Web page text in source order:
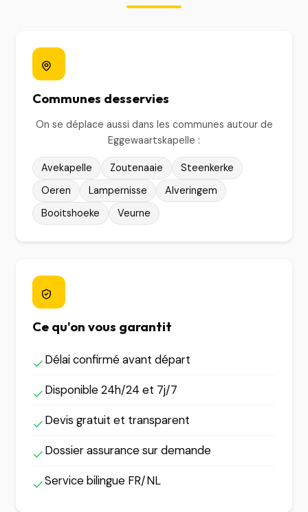
Communes desservies
On se déplace aussi dans les communes autour de
Eggewaartskapelle :
Avekapelle Zoutenaaie
Steenkerke
Oeren
Lampernisse
Alveringem
Booitshoeke
Veurne
Ce qu'on vous garantit
Délai confirmé avant départ
Disponible 24h/24 et 7j/7
Devis gratuit et transparent
Dossier assurance sur demande
Service bilingue FR/NL